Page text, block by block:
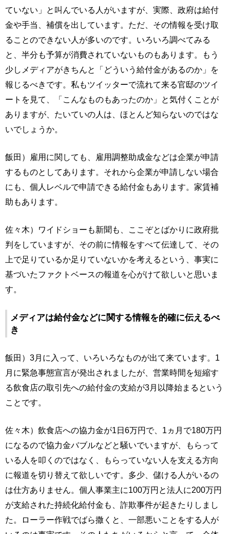
ていない」と叫んでいる人がいますが、実際、政府は給付
金や手当、補償を出しています。ただ、その情報を受け取
ることのできない人が多いのです。いろいろ調べてみる
と、半分も予算が消費されていないものもあります。もう
少しメディアがきちんと「どういう給付金があるのか」を
報じるべきです。私もツイッターで流れて来る官邸のツイ
ートを見て、「こんなものもあったのか」と気付くことが
ありますが、たいていの人は、ほとんど知らないのではな
いでしょうか。
飯田）雇用に関しても、雇用調整助成金などは企業が申請
するものとしてあります。それから企業が申請しない場合
にも、個人レベルで申請できる給付金もあります。家賃補
助もあります。
佐々木）ワイドショーも新聞も、ここぞとばかりに政府批
判をしていますが、その前に情報をすべて伝達して、その
上で足りているか足りていないかを考えるという、事実に
基づいたファクトベースの報道を心がけて欲しいと思いま
す。
メディアは給付金などに関する情報を的確に伝えるべ
き
飯田）3月に入って、いろいろなものが出て来ています。1
月に緊急事態宣言が発出されましたが、営業時間を短縮す
る飲食店の取引先への給付金の支給が3月以降始まるという
ことです。
佐々木）飲食店への協力金が1日6万円で、1ヵ月で180万円
になるので協力金バブルなどと騒いでいますが、もらって
いる人を叩くのではなく、もらっていない人を支える方向
に報道を切り替えて欲しいです。多少、儲ける人がいるの
は仕方ありません。個人事業主に100万円と法人に200万円
が支給された持続化給付金も、詐欺事件が起きたりしまし
た。ローラー作戦でばら撒くと、一部悪いことをする人が